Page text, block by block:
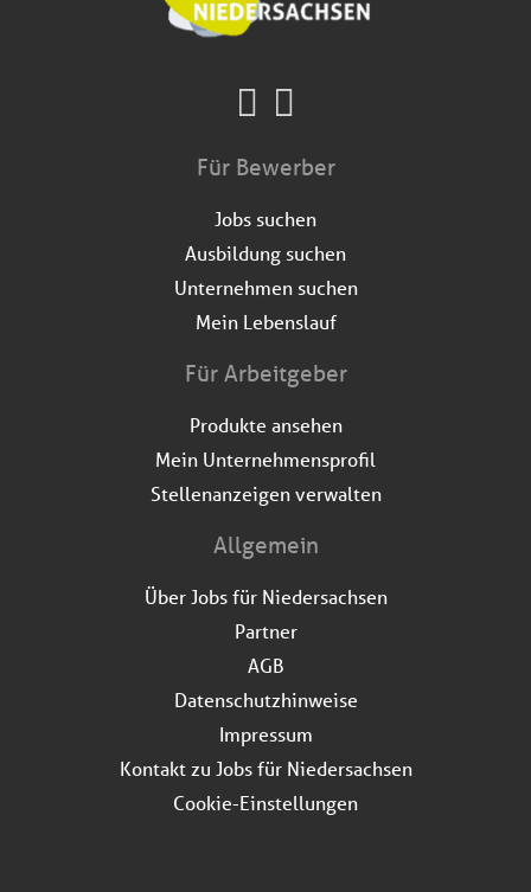
Für Bewerber
Jobs suchen
Ausbildung suchen
Unternehmen suchen
Mein Lebenslauf
Für Arbeitgeber
Produkte ansehen
Mein Unternehmensprofil
Stellenanzeigen verwalten
Allgemein
Über Jobs für Niedersachsen
Partner
AGB
Datenschutzhinweise
Impressum
Kontakt zu Jobs für Niedersachsen
Cookie-Einstellungen